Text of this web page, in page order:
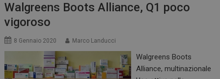
Walgreens Boots Alliance, Q1 poco
vigoroso
8 Gennaio 2020 Marco Landucci
Walgreens Boots
Alliance, multinazionale